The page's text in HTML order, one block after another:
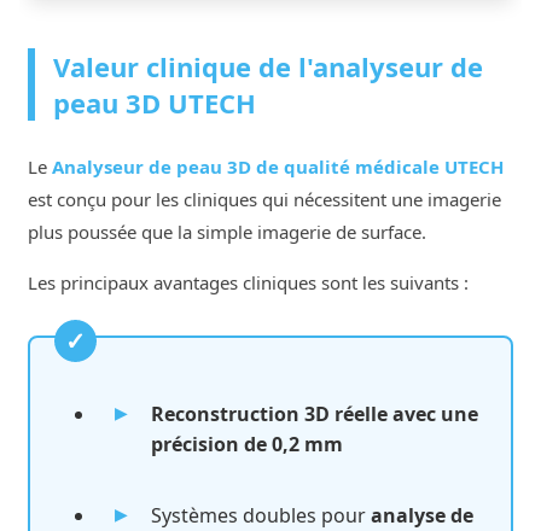
Valeur clinique de l'analyseur de
peau 3D UTECH
Le Analyseur de peau 3D de qualité médicale UTECH
est conçu pour les cliniques qui nécessitent une imagerie
plus poussée que la simple imagerie de surface.
Les principaux avantages cliniques sont les suivants :
Reconstruction 3D réelle avec une
précision de 0,2 mm
Systèmes doubles pouranalyse de